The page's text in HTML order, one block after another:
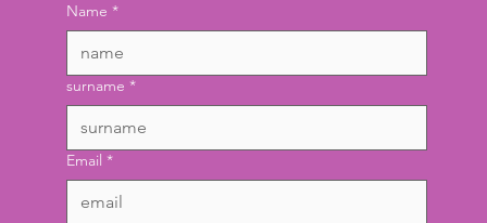
Name *
surname *
Email *